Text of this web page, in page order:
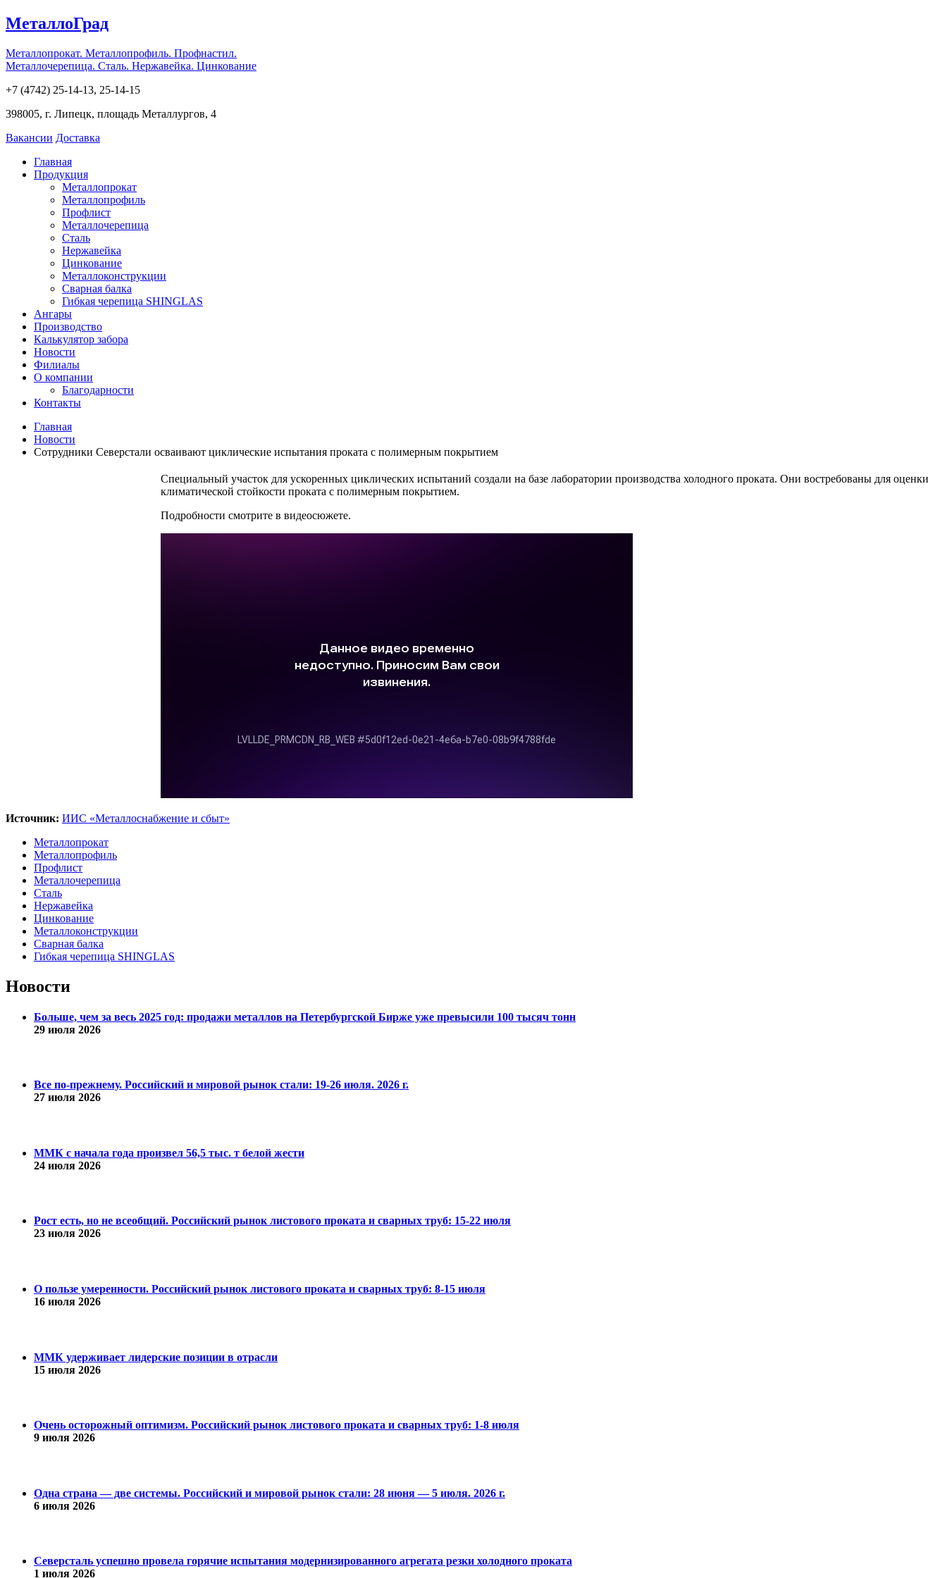
МеталлоГрад
Металлопрокат. Металлопрофиль. Профнастил.
Металлочерепица. Сталь. Нержавейка. Цинкование
+7 (4742) 25-14-13, 25-14-15
398005, г. Липецк, площадь Металлургов, 4
Вакансии Доставка
Главная
Продукция
Металлопрокат
Металлопрофиль
Профлист
Металлочерепица
Сталь
Нержавейка
Цинкование
Металлоконструкции
Сварная балка
Гибкая черепица SHINGLAS
Ангары
Производство
Калькулятор забора
Новости
Филиалы
О компании
Благодарности
Контакты
Главная
Новости
Сотрудники Северстали осваивают циклические испытания проката с полимерным покрытием
Специальный участок для ускоренных циклических испытаний создали на базе лаборатории производства холодного проката. Они востребованы для оценки
климатической стойкости проката с полимерным покрытием.
Подробности смотрите в видеосюжете.
Источник: ИИС «Металлоснабжение и сбыт»
Металлопрокат
Металлопрофиль
Профлист
Металлочерепица
Сталь
Нержавейка
Цинкование
Металлоконструкции
Сварная балка
Гибкая черепица SHINGLAS
Новости
Больше, чем за весь 2025 год: продажи металлов на Петербургской Бирже уже превысили 100 тысяч тонн
29 июля 2026
Все по-прежнему. Российский и мировой рынок стали: 19-26 июля. 2026 г.
27 июля 2026
ММК с начала года произвел 56,5 тыс. т белой жести
24 июля 2026
Рост есть, но не всеобщий. Российский рынок листового проката и сварных труб: 15-22 июля
23 июля 2026
О пользе умеренности. Российский рынок листового проката и сварных труб: 8-15 июля
16 июля 2026
ММК удерживает лидерские позиции в отрасли
15 июля 2026
Очень осторожный оптимизм. Российский рынок листового проката и сварных труб: 1-8 июля
9 июля 2026
Одна страна — две системы. Российский и мировой рынок стали: 28 июня — 5 июля. 2026 г.
6 июля 2026
Северсталь успешно провела горячие испытания модернизированного агрегата резки холодного проката
1 июля 2026